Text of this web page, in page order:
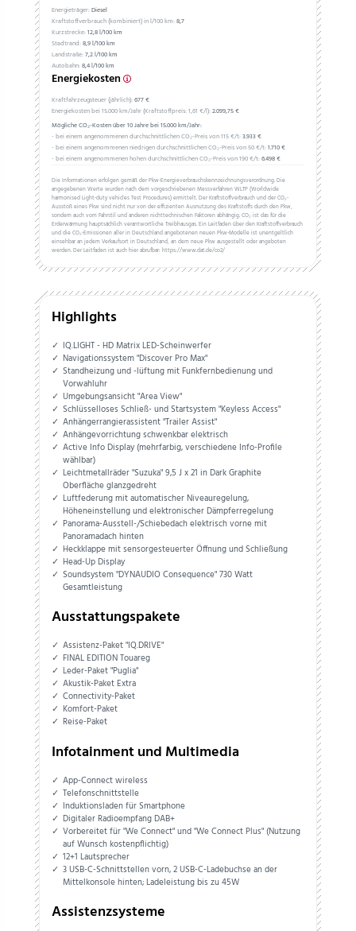
Energieträger:Diesel
Kraftstoffverbrauch (kombiniert) in l/100 km:8,7
Kurzstrecke:12,8 l/100 km
Stadtrand:8,9 l/100 km
Landstraße:7,2 l/100 km
Autobahn:8,4 l/100 km
Energiekosten
Kraftfahrzeugsteuer (jährlich):677 €
Energiekosten bei 15.000 km/Jahr (Kraftstoffpreis:1,61 €/l):2.099,75 €
Mögliche CO₂-Kosten über 10 Jahre bei 15.000 km/Jahr:
- bei einem angenommenen durchschnittlichen CO₂-Preis von 115 €/t:3.933 €
- bei einem angenommenen niedrigen durchschnittlichen CO₂-Preis von 50 €/t:1.710 €
- bei einem angenommenen hohen durchschnittlichen CO₂-Preis von 190 €/t:6.498 €
Die Informationen erfolgen gemäß der Pkw-Energieverbrauchskennzeichnungsverordnung. Die
angegebenen Werte wurden nach dem vorgeschriebenen Messverfahren WLTP (Worldwide
harmonised Light-duty vehicles Test Procedures) ermittelt. Der Kraftstoffverbrauch und der CO₂-
Ausstoß eines Pkw sind nicht nur von der effizienten Ausnutzung des Kraftstoffs durch den Pkw,
sondern auch vom Fahrstil und anderen nichttechnischen Faktoren abhängig. CO₂ ist das für die
Erderwärmung hauptsächlich verantwortliche Treibhausgas. Ein Leitfaden über den Kraftstoffverbrauch
und die CO₂-Emissionen aller in Deutschland angebotenen neuen Pkw-Modelle ist unentgeltlich
einsehbar an jedem Verkaufsort in Deutschland, an dem neue Pkw ausgestellt oder angeboten
werden. Der Leitfaden ist auch hier abrufbar: https://www.dat.de/co2/
Highlights
IQ.LIGHT - HD Matrix LED-Scheinwerfer
Navigationssystem "Discover Pro Max"
Standheizung und -lüftung mit Funkfernbedienung und
Vorwahluhr
Umgebungsansicht "Area View"
Schlüsselloses Schließ- und Startsystem "Keyless Access"
Anhängerrangierassistent "Trailer Assist"
Anhängevorrichtung schwenkbar elektrisch
Active Info Display (mehrfarbig, verschiedene Info-Profile
wählbar)
Leichtmetallräder "Suzuka" 9,5 J x 21 in Dark Graphite
Oberfläche glanzgedreht
Luftfederung mit automatischer Niveauregelung,
Höheneinstellung und elektronischer Dämpferregelung
Panorama-Ausstell-/Schiebedach elektrisch vorne mit
Panoramadach hinten
Heckklappe mit sensorgesteuerter Öffnung und Schließung
Head-Up Display
Soundsystem "DYNAUDIO Consequence" 730 Watt
Gesamtleistung
Ausstattungspakete
Assistenz-Paket "IQ.DRIVE"
FINAL EDITION Touareg
Leder-Paket "Puglia"
Akustik-Paket Extra
Connectivity-Paket
Komfort-Paket
Reise-Paket
Infotainment und Multimedia
App-Connect wireless
Telefonschnittstelle
Induktionsladen für Smartphone
Digitaler Radioempfang DAB+
Vorbereitet für "We Connect" und "We Connect Plus" (Nutzung
auf Wunsch kostenpflichtig)
12+1 Lautsprecher
3 USB-C-Schnittstellen vorn, 2 USB-C-Ladebuchse an der
Mittelkonsole hinten; Ladeleistung bis zu 45W
Assistenzsysteme